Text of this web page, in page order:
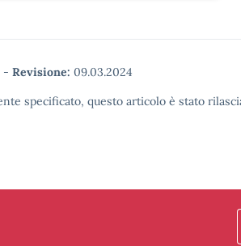
- Revisione: 09.03.2024
specificato, questo articolo è stato